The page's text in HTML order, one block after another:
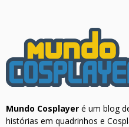
Mundo Cosplayer é um blog
histórias em quadrinhos e